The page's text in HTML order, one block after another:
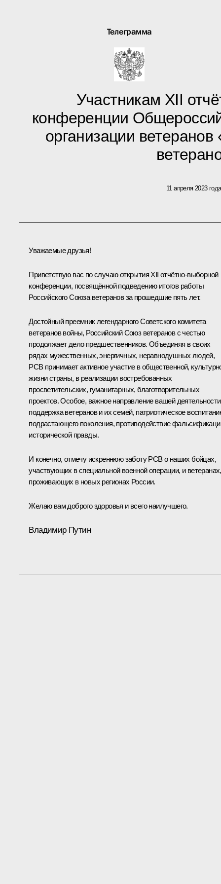
Телеграмма
Участникам XII
конференции
организации
11 апреля 2023 года
Уважаемые друзья!
Приветствую вас по случаю открытия XII отчётно-выборной
конференции, посвящённой подведению итогов работы
Российского Союза ветеранов за прошедшие пять лет.
Достойный преемник легендарного Советского комитета
ветеранов войны, Российский Союз ветеранов с честью
продолжает дело предшественников. Объединяя в своих
рядах мужественных, энергичных, неравнодушных людей,
РСВ принимает активное участие в общественной,
жизни страны, в реализации востребованных
просветительских, гуманитарных, благотворительных
проектов. Особое, важное направление вашей
поддержка ветеранов и их семей, патриотическое
подрастающего поколения, противодействие
исторической правды.
И конечно, отмечу искреннюю заботу РСВ о наших бойцах,
участвующих в специальной военной операции, и ветеранах,
проживающих в новых регионах России.
Желаю вам доброго здоровья и всего наилучшего.
Владимир Путин